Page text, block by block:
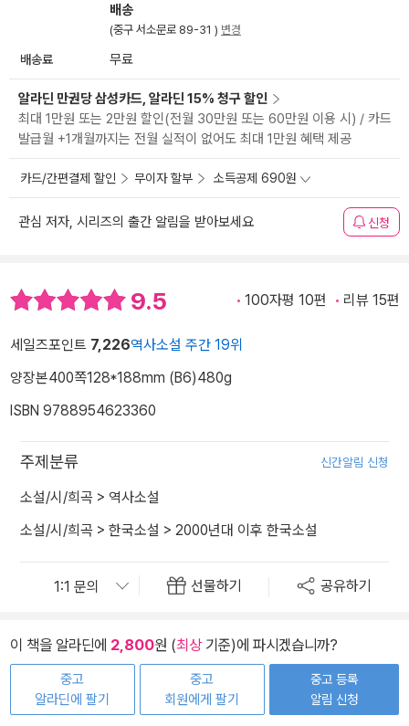
배송
(중구 서소문로 89-31 ) 변경
배송료 무료
알라딘 만권당 삼성카드, 알라딘 15% 청구 할인
최대 1만원 또는 2만원 할인(전월 30만원 또는 60만원 이용 시) / 카드
발급월 +1개월까지는 전월 실적이 없어도 최대 1만원 혜택 제공
카드/간편결제 할인 무이자 할부 소득공제 690원
관심 저자, 시리즈의 출간 알림을 받아보세요 신청
9.5 100자평 10편 리뷰 15편
세일즈포인트 7,226역사소설 주간 19위
양장본400쪽128*188mm (B6)480g
ISBN 9788954623360
주제분류 신간알림 신청
소설/시/희곡 > 역사소설
소설/시/희곡 > 한국소설 > 2000년대 이후 한국소설
선물하기 공유하기
이 책을 알라딘에 2,800원 (최상기준)에 파시겠습니까?
중고
알라딘에 팔기
중고
회원에게 팔기
중고 등록
알림 신청